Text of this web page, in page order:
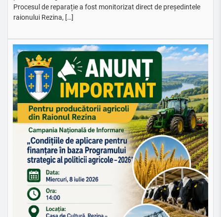
Procesul de reparație a fost monitorizat direct de președintele
raionului Rezina, […]